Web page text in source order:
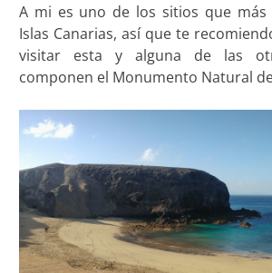
A mi es uno de los sitios que más
Islas Canarias, así que te
visitar esta y alguna de las
componen el Monumento Natural